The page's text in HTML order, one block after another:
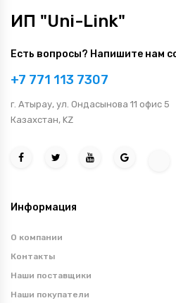
ИП "Uni-Link"
Есть вопросы? Напишите нам
+7 771 113 7307
г. Атырау, ул. Ондасынова 11 офис 5
Казахстан, KZ
Информация
О компании
Контакты
Наши поставщики
Наши покупатели